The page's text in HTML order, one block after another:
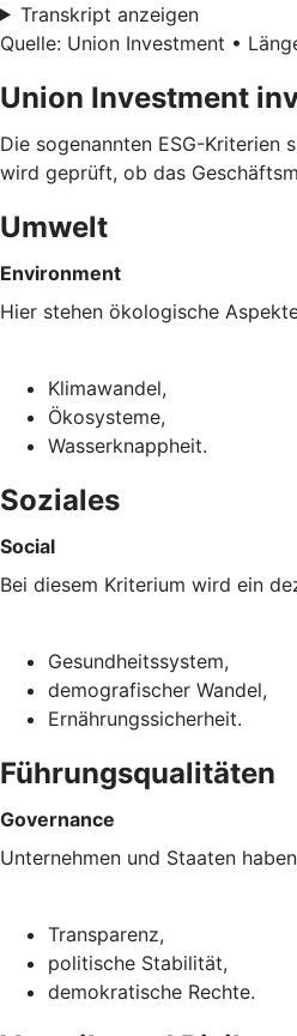
Transkript anzeigen
Quelle: Union Investment •
Union Investment
Die sogenannten ESG-
wird geprüft, ob das
Umwelt
Environment
Hier stehen ökologische
Klimawandel,
Ökosysteme,
Wasserknappheit.
Soziales
Social
Bei diesem Kriterium wird ein
Gesundheitssystem,
demografischer Wandel,
Ernährungssicherheit.
Führungsqualitäten
Governance
Unternehmen und Staaten
Transparenz,
politische Stabilität,
demokratische Rechte.